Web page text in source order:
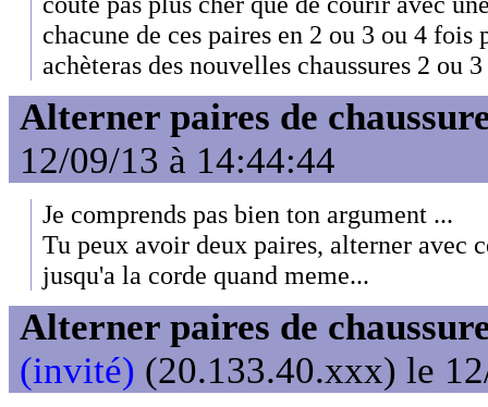
chacune de ces paires en 2 ou 3 ou 4
achèteras des nouvelles chaussures 2 ou
Alterner paires de
12/09/13 à 14:44:44
Je comprends pas bien ton argument ...
Tu peux avoir deux paires, alterner avec
jusqu'a la corde quand meme...
Alterner paires de
(invité) (20.133.40.xxx) le